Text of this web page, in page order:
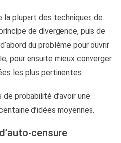
la plupart des techniques de
de divergence, puis de
du problème pour ouvrir
pour ensuite mieux converger
les plus pertinentes.
probabilité d’avoir une
d’idées moyennes.
censure